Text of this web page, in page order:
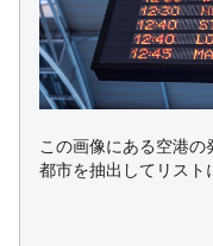
この画像にある空港の
都市を抽出してリスト